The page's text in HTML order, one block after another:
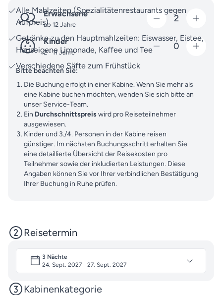
Alle Mahlzeiten (Spezialitätenrestaurants gegen
Aufpreis)
Getränke zu den Hauptmahlzeiten: Eiswasser, Eistee,
Hauseigene Limonade, Kaffee und Tee
Verschiedene Säfte zum Frühstück
Erwachsene
ab 12 Jahre
2
Kinder
2 - 11 Jahre
0
Bitte beachten Sie:
Die Buchung erfolgt in einer Kabine. Wenn Sie mehr als
eine Kabine buchen möchten, wenden Sie sich bitte an
unser Service-Team.
Ein Durchschnittspreiswird pro Reiseteilnehmer
ausgewiesen.
Kinder und 3./4. Personen in der Kabine reisen
günstiger. Im nächsten Buchungsschritt erhalten Sie
eine detaillierte Übersicht der Reisekosten pro
Teilnehmer sowie der inkludierten Leistungen. Diese
Angaben können Sie vor Ihrer verbindlichen Bestätigung
Ihrer Buchung in Ruhe prüfen.
Reisetermin
3 Nächte
24. Sept. 2027 - 27. Sept. 2027
Kabinenkategorie